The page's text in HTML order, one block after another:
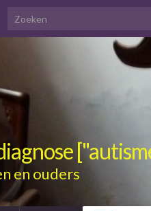
Search for:
en ouders